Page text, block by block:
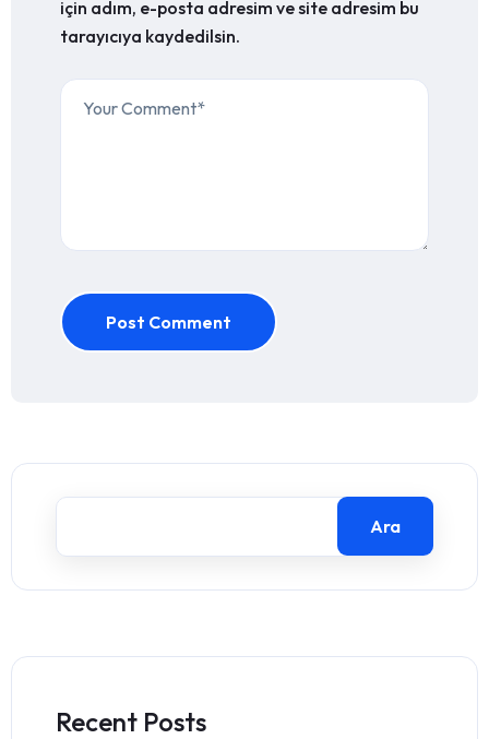
için adım, e-posta adresim ve site adresim bu
tarayıcıya kaydedilsin.
Post Comment
Ara
Recent Posts